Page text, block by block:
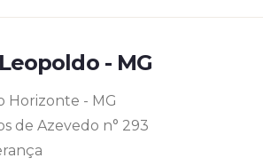
- MG
Horizonte - MG
de Azevedo n° 293